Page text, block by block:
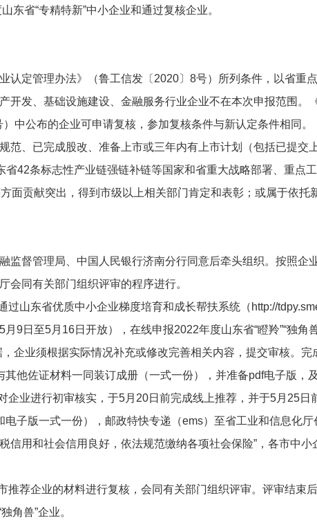
东省“专精特新”中小企业和通过复核企业。
认定管理办法》（鲁工信发〔2020〕8号）所列条件，以省重
开发、基础设施建设、金融服务行业企业不在本次申报范围。
中公布的企业可申请复核，参加复核条件与新认定条件相同。
范、已完成股改、准备上市或三年内有上市计划（包括已提交
省42条标志性产业链强链补链等国家和省重大战略部署、重点
面贡献突出，得到市级以上相关部门肯定和表彰；或属于依托
监督管理局、中国人民银行济南分行同意后牵头组织。按照企
会同有关部门组织评审的程序进行。
过山东省优质中小企业梯度培育和成长帮扶系统（http://
9日至5月16日开放），在线申报2022年度山东省“瞪羚”“独角
企业须根据实际情况补充或修改完善相关内容，提交审核。
其他佐证材料一同装订成册（一式一份），并准备pdf电子版，
企业进行初审核实，于5月20日前完成线上推荐，并于5月25
子版一式一份），邮政特快专递（ems）至省工业和信息化
信用和社会信用良好，依法规范缴纳各项社会保险”，各市中
推荐企业的材料进行复核，会同有关部门组织评审。评审结束
角兽”企业。